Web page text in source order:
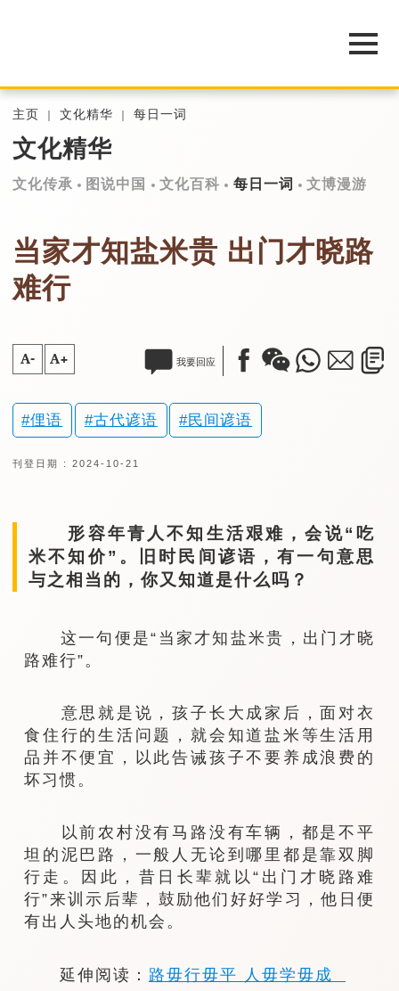
主页 文化精华 每日一词
文化精华
文化传承 图说中国 文化百科 每日一词 文博漫游
当家才知盐米贵 出门才晓路
难行
A- A+ 我要回应
俚语 古代谚语 民间谚语
刊登日期 : 2024-10-21
形容年青人不知生活艰难，会说“吃
米不知价”。旧时民间谚语，有一句意思
与之相当的，你又知道是什么吗？
这一句便是“当家才知盐米贵，出门才晓
路难行”。
意思就是说，孩子长大成家后，面对衣
食住行的生活问题，就会知道盐米等生活用
品并不便宜，以此告诫孩子不要养成浪费的
坏习惯。
以前农村没有马路没有车辆，都是不平
坦的泥巴路，一般人无论到哪里都是靠双脚
行走。因此，昔日长辈就以“出门才晓路难
行”来训示后辈，鼓励他们好好学习，他日便
有出人头地的机会。
延伸阅读： 路毋行毋平 人毋学毋成